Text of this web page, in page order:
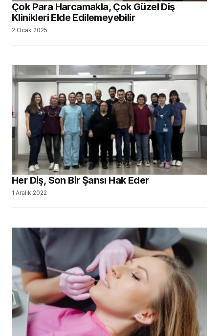
Çok Para Harcamakla, Çok Güzel Diş
Klinikleri Elde Edilemeyebilir
2 Ocak 2025
Her Diş, Son Bir Şansı Hak Eder
1 Aralık 2022